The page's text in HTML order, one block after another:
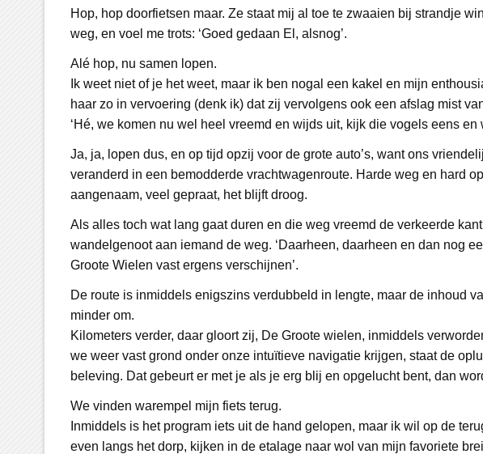
Hop, hop doorfietsen maar. Ze staat mij al toe te zwaaien bij strandje
weg, en voel me trots: ‘Goed gedaan El, alsnog’.
Alé hop, nu samen lopen.
Ik weet niet of je het weet, maar ik ben nogal een kakel en mijn
haar zo in vervoering (denk ik) dat zij vervolgens ook een afslag mist
‘Hé, we komen nu wel heel vreemd en wijds uit, kijk die vogels eens en
Ja, ja, lopen dus, en op tijd opzij voor de grote auto’s, want ons
veranderd in een bemodderde vrachtwagenroute. Harde weg en hard
aangenaam, veel gepraat, het blijft droog.
Als alles toch wat lang gaat duren en die weg vreemd de verkeerde
wandelgenoot aan iemand de weg. ‘Daarheen, daarheen en dan nog
Groote Wielen vast ergens verschijnen’.
De route is inmiddels enigszins verdubbeld in lengte, maar de inhoud
minder om.
Kilometers verder, daar gloort zij, De Groote wielen, inmiddels
we weer vast grond onder onze intuïtieve navigatie krijgen, staat de
beleving. Dat gebeurt er met je als je erg blij en opgelucht bent, dan
We vinden warempel mijn fiets terug.
Inmiddels is het program iets uit de hand gelopen, maar ik wil op de
even langs het dorp, kijken in de etalage naar wol van mijn favoriete